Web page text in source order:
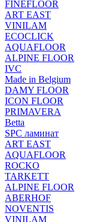
FINEFLOOR
ART EAST
VINILAM
ECOCLICK
AQUAFLOOR
ALPINE FLOOR
IVC
Made in Belgium
DAMY FLOOR
ICON FLOOR
PRIMAVERA
Betta
SPC ламинат
ART EAST
AQUAFLOOR
ROCKO
TARKETT
ALPINE FLOOR
ABERHOF
NOVENTIS
VINILAM